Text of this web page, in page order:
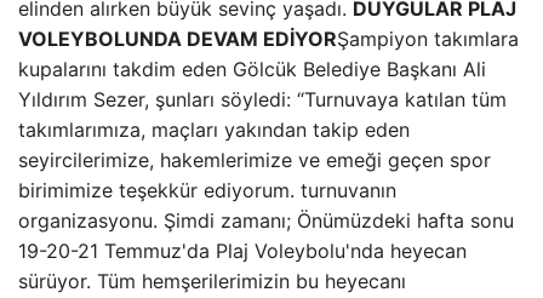
elinden alırken büyük sevinç yaşadı. DUYGULAR PLAJ
VOLEYBOLUNDA DEVAM EDİYORŞampiyon takımlara
kupalarını takdim eden Gölcük Belediye Başkanı Ali
Yıldırım Sezer, şunları söyledi: “Turnuvaya katılan tüm
takımlarımıza, maçları yakından takip eden
seyircilerimize, hakemlerimize ve emeği geçen spor
birimimize teşekkür ediyorum. turnuvanın
organizasyonu. Şimdi zamanı; Önümüzdeki hafta sonu
19-20-21 Temmuz'da Plaj Voleybolu'nda heyecan
sürüyor. Tüm hemşerilerimizin bu heyecanı